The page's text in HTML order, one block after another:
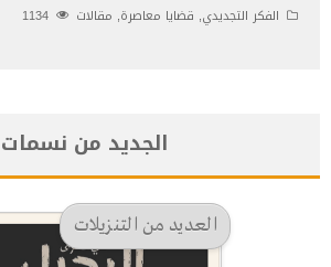
الفكر التجديدي, قضايا معاصرة, مقالات
الجديد من نسمات
العديد من التنزيلات